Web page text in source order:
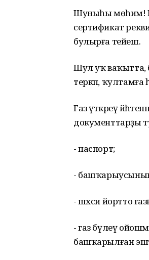
Шуныһы мөһим!
сертификат
булырға тейеш.
Шул уҡ ваҡытта,
теркәп, ҡултамға
Газ үткәреү
документтарҙы
- паспорт;
-
- шәхси йортто
- газ бүлеү
башҡарылған